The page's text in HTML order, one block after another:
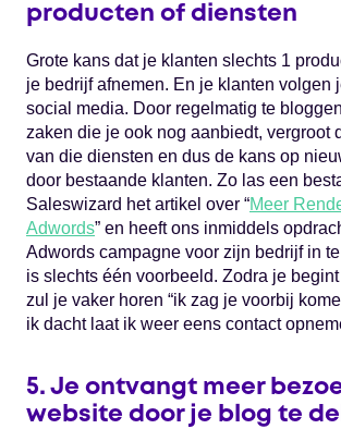
producten of diensten
Grote kans dat je klanten slechts 1
je bedrijf afnemen. En je klanten volgen
social media. Door regelmatig te
zaken die je ook nog aanbiedt, vergroot
van die diensten en dus de kans op
door bestaande klanten. Zo las een
Saleswizard het artikel over “Meer
Adwords” en heeft ons inmiddels
Adwords campagne voor zijn bedrijf in
is slechts één voorbeeld. Zodra je
zul je vaker horen “ik zag je voorbij
ik dacht laat ik weer eens contact
5. Je ontvangt meer
website door je blog te